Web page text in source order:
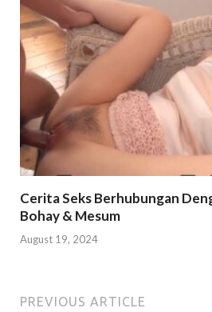
Cerita Seks Berhubungan
Bohay & Mesum
August 19, 2024
PREVIOUS ARTICLE